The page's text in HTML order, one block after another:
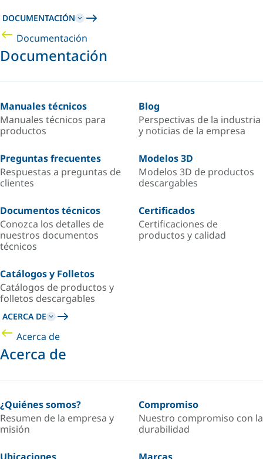
DOCUMENTACIÓN
Documentación
Documentación
Manuales técnicos
Manuales técnicos para
productos
Blog
Perspectivas de la industria
y noticias de la empresa
Preguntas frecuentes
Respuestas a preguntas de
clientes
Modelos 3D
Modelos 3D de productos
descargables
Documentos técnicos
Conozca los detalles de
nuestros documentos
técnicos
Certificados
Certificaciones de
productos y calidad
Catálogos y Folletos
Catálogos de productos y
folletos descargables
ACERCA DE
Acerca de
Acerca de
¿Quiénes somos?
Resumen de la empresa y
misión
Compromiso
Nuestro compromiso con la
durabilidad